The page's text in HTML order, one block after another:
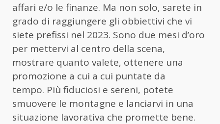
affari e/o le finanze. Ma non solo, sarete in
grado di raggiungere gli obbiettivi che vi
siete prefissi nel 2023. Sono due mesi d’oro
per mettervi al centro della scena,
mostrare quanto valete, ottenere una
promozione a cui a cui puntate da
tempo. Più fiduciosi e sereni, potete
smuovere le montagne e lanciarvi in una
situazione lavorativa che promette bene.